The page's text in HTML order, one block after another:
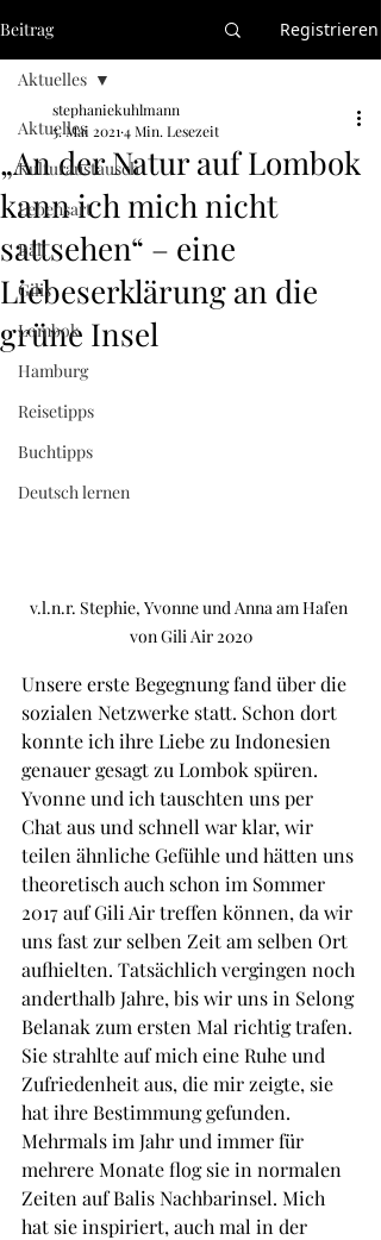
Beitrag Registrieren
Aktuelles
Kulturaustausch
Lebensart
Bali
Gilis
Lombok
Hamburg
Reisetipps
Buchtipps
Deutsch lernen
Aktuelles
„An der Natur auf Lombok
kann ich mich nicht
sattsehen“ – eine
Liebeserklärung an die
grüne Insel
stephaniekuhlmann
5. Mai 2021 4 Min. Lesezeit
v.l.n.r. Stephie, Yvonne und Anna am Hafen
von Gili Air 2020
Unsere erste Begegnung fand über die
sozialen Netzwerke statt. Schon dort
konnte ich ihre Liebe zu Indonesien
genauer gesagt zu Lombok spüren.
Yvonne und ich tauschten uns per
Chat aus und schnell war klar, wir
teilen ähnliche Gefühle und hätten uns
theoretisch auch schon im Sommer
2017 auf Gili Air treffen können, da wir
uns fast zur selben Zeit am selben Ort
aufhielten. Tatsächlich vergingen noch
anderthalb Jahre, bis wir uns in Selong
Belanak zum ersten Mal richtig trafen.
Sie strahlte auf mich eine Ruhe und
Zufriedenheit aus, die mir zeigte, sie
hat ihre Bestimmung gefunden.
Mehrmals im Jahr und immer für
mehrere Monate flog sie in normalen
Zeiten auf Balis Nachbarinsel. Mich
hat sie inspiriert, auch mal in der